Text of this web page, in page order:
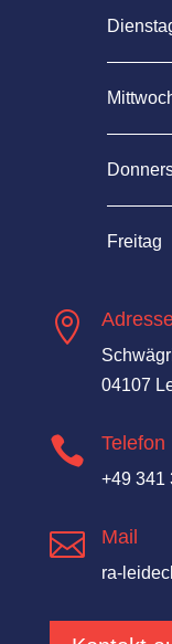
Freitag

04107
 Telefon
+49 341
 Mail
ra-